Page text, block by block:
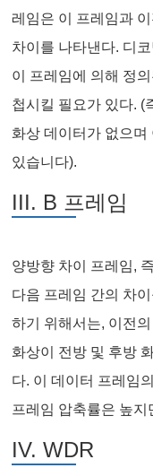
레임은 이 프레임과
차이를 나타낸다. 디
이 프레임에 의해 정
첩시킬 필요가 있다. (
화상 데이터가 없으
있습니다).
III. B 프레임
양방향 차이 프레임,
다음 프레임 간의 차
하기 위해서는, 이전
화상이 전방 및 후방
다. 이 데이터 프레임
프레임 압축률은 높
IV. WDR